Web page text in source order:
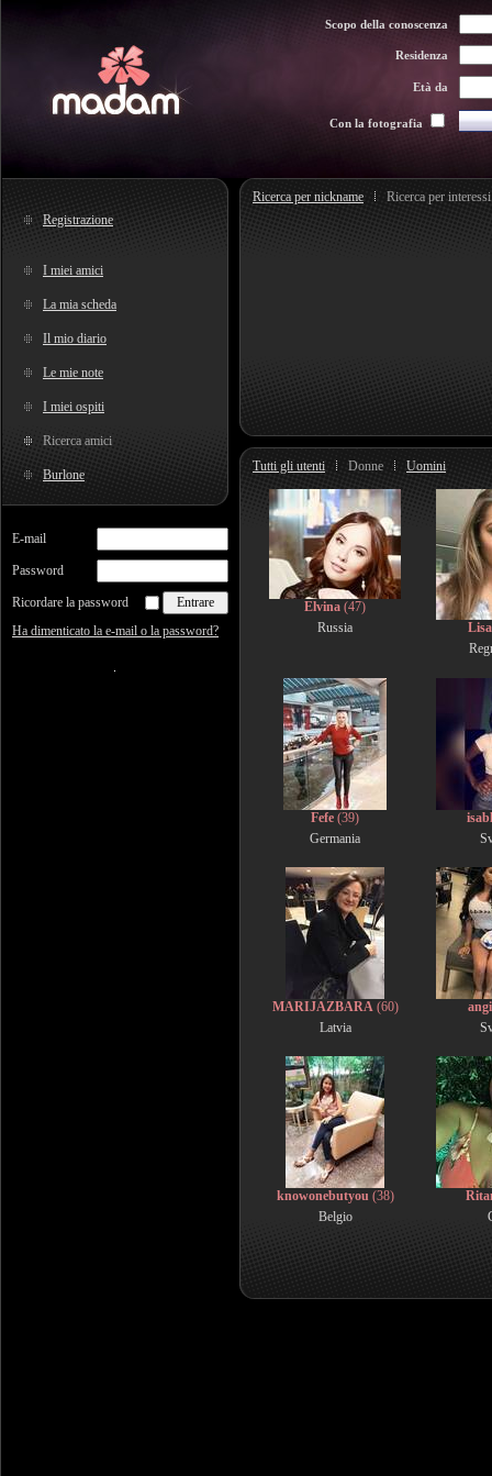
Scopo della conoscenza
Residenza
Età da
Con la fotografia
Registrazione
I miei amici
La mia scheda
Il mio diario
Le mie note
I miei ospiti
Ricerca amici
Burlone
E-mail
Password
Ricordare la password
Ha dimenticato la e-mail o la password?
Ricerca per nickname Ricerca per interessi
Tutti gli utenti Donne Uomini
Elvina (47)
Russia
Fefe (39)
Germania
MARIJAZBARA(60)
Latvia
knowonebutyou(38)
Belgio